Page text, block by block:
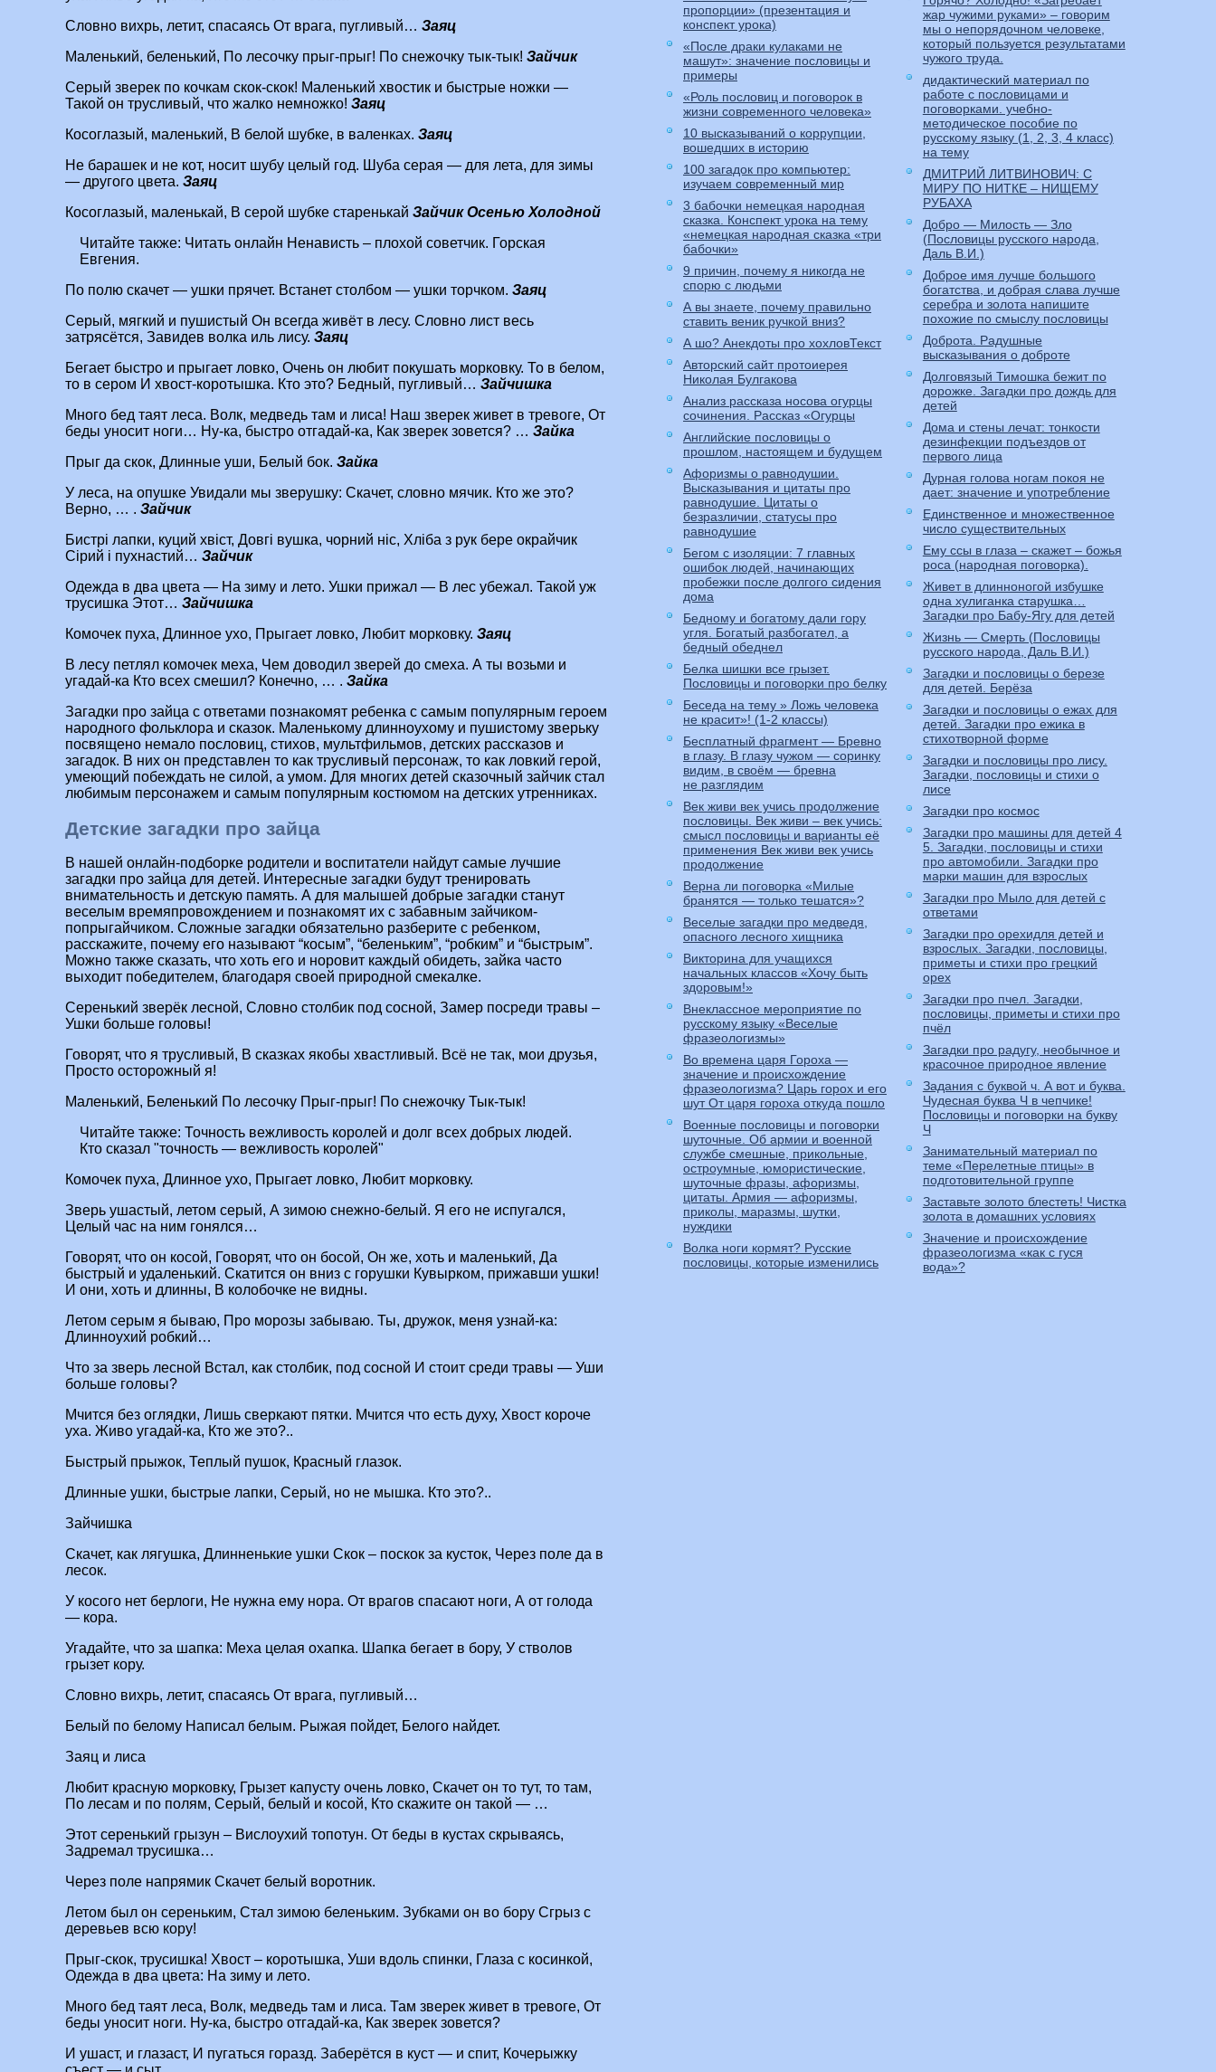
Словно вихрь, летит, спасаясь От врага, пугливый… Заяц
Маленький, беленький, По лесочку прыг-прыг! По снежочку тык-тык! Зайчик
Серый зверек по кочкам скок-скок! Маленький хвостик и быстрые ножки —
Такой он трусливый, что жалко немножко! Заяц
Косоглазый, маленький, В белой шубке, в валенках. Заяц
Не барашек и не кот, носит шубу целый год. Шуба серая — для лета, для зимы
— другого цвета. Заяц
Косоглазый, маленькай, В серой шубке старенькай Зайчик Осенью Холодной
Читайте также: Читать онлайн Ненависть – плохой советчик. Горская
Евгения.
По полю скачет — ушки прячет. Встанет столбом — ушки торчком. Заяц
Серый, мягкий и пушистый Он всегда живёт в лесу. Словно лист весь
затрясётся, Завидев волка иль лису. Заяц
Бегает быстро и прыгает ловко, Очень он любит покушать морковку. То в белом,
то в сером И хвост-коротышка. Кто это? Бедный, пугливый… Зайчишка
Много бед таят леса. Волк, медведь там и лиса! Наш зверек живет в тревоге, От
беды уносит ноги… Ну-ка, быстро отгадай-ка, Как зверек зовется? … Зайка
Прыг да скок, Длинные уши, Белый бок. Зайка
У леса, на опушке Увидали мы зверушку: Скачет, словно мячик. Кто же это?
Верно, … . Зайчик
Бистрі лапки, куций хвіст, Довгі вушка, чорний ніс, Хліба з рук бере окрайчик
Сірий і пухнастий… Зайчик
Одежда в два цвета — На зиму и лето. Ушки прижал — В лес убежал. Такой уж
трусишка Этот… Зайчишка
Комочек пуха, Длинное ухо, Прыгает ловко, Любит морковку. Заяц
В лесу петлял комочек меха, Чем доводил зверей до смеха. А ты возьми и
угадай-ка Кто всех смешил? Конечно, … . Зайка
Загадки про зайца с ответами познакомят ребенка с самым популярным героем
народного фольклора и сказок. Маленькому длинноухому и пушистому зверьку
посвящено немало пословиц, стихов, мультфильмов, детских рассказов и
загадок. В них он представлен то как трусливый персонаж, то как ловкий герой,
умеющий побеждать не силой, а умом. Для многих детей сказочный зайчик стал
любимым персонажем и самым популярным костюмом на детских утренниках.
Детские загадки про зайца
В нашей онлайн-подборке родители и воспитатели найдут самые лучшие
загадки про зайца для детей. Интересные загадки будут тренировать
внимательность и детскую память. А для малышей добрые загадки станут
веселым времяпровождением и познакомят их с забавным зайчиком-
попрыгайчиком. Сложные загадки обязательно разберите с ребенком,
расскажите, почему его называют “косым”, “беленьким”, “робким” и “быстрым”.
Можно также сказать, что хоть его и норовит каждый обидеть, зайка часто
выходит победителем, благодаря своей природной смекалке.
Серенький зверёк лесной, Словно столбик под сосной, Замер посреди травы –
Ушки больше головы!
Говорят, что я трусливый, В сказках якобы хвастливый. Всё не так, мои друзья,
Просто осторожный я!
Маленький, Беленький По лесочку Прыг-прыг! По снежочку Тык-тык!
Читайте также: Точность вежливость королей и долг всех добрых людей.
Кто сказал "точность — вежливость королей"
Комочек пуха, Длинное ухо, Прыгает ловко, Любит морковку.
Зверь ушастый, летом серый, А зимою снежно-белый. Я его не испугался,
Целый час на ним гонялся…
Говорят, что он косой, Говорят, что он босой, Он же, хоть и маленький, Да
быстрый и удаленький. Скатится он вниз с горушки Кувырком, прижавши ушки!
И они, хоть и длинны, В колобочке не видны.
Летом серым я бываю, Про морозы забываю. Ты, дружок, меня узнай-ка:
Длинноухий робкий…
Что за зверь лесной Встал, как столбик, под сосной И стоит среди травы — Уши
больше головы?
Мчится без оглядки, Лишь сверкают пятки. Мчится что есть духу, Хвост короче
уха. Живо угадай-ка, Кто же это?..
Быстрый прыжок, Теплый пушок, Красный глазок.
Длинные ушки, быстрые лапки, Серый, но не мышка. Кто это?..
Зайчишка
Скачет, как лягушка, Длинненькие ушки Скок – поскок за кусток, Через поле да в
лесок.
У косого нет берлоги, Не нужна ему нора. От врагов спасают ноги, А от голода
— кора.
Угадайте, что за шапка: Меха целая охапка. Шапка бегает в бору, У стволов
грызет кору.
Словно вихрь, летит, спасаясь От врага, пугливый…
Белый по белому Написал белым. Рыжая пойдет, Белого найдет.
Заяц и лиса
Любит красную морковку, Грызет капусту очень ловко, Скачет он то тут, то там,
По лесам и по полям, Серый, белый и косой, Кто скажите он такой — …
Этот серенький грызун – Вислоухий топотун. От беды в кустах скрываясь,
Задремал трусишка…
Через поле напрямик Скачет белый воротник.
Летом был он сереньким, Стал зимою беленьким. Зубками он во бору Сгрыз с
деревьев всю кору!
Прыг-скок, трусишка! Хвост – коротышка, Уши вдоль спинки, Глаза с косинкой,
Одежда в два цвета: На зиму и лето.
Много бед таят леса, Волк, медведь там и лиса. Там зверек живет в тревоге, От
беды уносит ноги. Ну-ка, быстро отгадай-ка, Как зверек зовется?
И ушаст, и глазаст, И пугаться горазд. Заберётся в куст — и спит, Кочерыжку
пропорции» (презентация и
конспект урока)
«После драки кулаками не
машут»: значение пословицы и
примеры
«Роль пословиц и поговорок в
жизни современного человека»
10 высказываний о коррупции,
вошедших в историю
100 загадок про компьютер:
изучаем современный мир
3 бабочки немецкая народная
сказка. Конспект урока на тему
«немецкая народная сказка «три
бабочки»
9 причин, почему я никогда не
спорю с людьми
А вы знаете, почему правильно
ставить веник ручкой вниз?
А шо? Анекдоты про хохловТекст
Авторский сайт протоиерея
Николая Булгакова
Анализ рассказа носова огурцы
сочинения. Рассказ «Огурцы
Английские пословицы о
прошлом, настоящем и будущем
Афоризмы о равнодушии.
Высказывания и цитаты про
равнодушие. Цитаты о
безразличии, статусы про
равнодушие
Бегом с изоляции: 7 главных
ошибок людей, начинающих
пробежки после долгого сидения
дома
Бедному и богатому дали гору
угля. Богатый разбогател, а
бедный обеднел
Белка шишки все грызет.
Пословицы и поговорки про белку
Беседа на тему » Ложь человека
не красит»! (1-2 классы)
Бесплатный фрагмент — Бревно
в глазу. В глазу чужом — соринку
видим, в своём — бревна
не разглядим
Век живи век учись продолжение
пословицы. Век живи – век учись:
смысл пословицы и варианты её
применения Век живи век учись
продолжение
Верна ли поговорка «Милые
бранятся — только тешатся»?
Веселые загадки про медведя,
опасного лесного хищника
Викторина для учащихся
начальных классов «Хочу быть
здоровым!»
Внеклассное мероприятие по
русскому языку «Веселые
фразеологизмы»
Во времена царя Гороха —
значение и происхождение
фразеологизма? Царь горох и его
шут От царя гороха откуда пошло
Военные пословицы и поговорки
шуточные. Об армии и военной
службе смешные, прикольные,
остроумные, юмористические,
шуточные фразы, афоризмы,
цитаты. Армия — афоризмы,
приколы, маразмы, шутки,
нуждики
Волка ноги кормят? Русские
пословицы, которые изменились
жар чужими руками» – говорим
мы о непорядочном человеке,
который пользуется результатами
чужого труда.
дидактический материал по
работе с пословицами и
поговорками. учебно-
методическое пособие по
русскому языку (1, 2, 3, 4 класс)
на тему
ДМИТРИЙ ЛИТВИНОВИЧ: С
МИРУ ПО НИТКЕ – НИЩЕМУ
РУБАХА
Добро — Милость — Зло
(Пословицы русского народа,
Даль В.И.)
Доброе имя лучше большого
богатства, и добрая слава лучше
серебра и золота напишите
похожие по смыслу пословицы
Доброта. Радушные
высказывания о доброте
Долговязый Тимошка бежит по
дорожке. Загадки про дождь для
детей
Дома и стены лечат: тонкости
дезинфекции подъездов от
первого лица
Дурная голова ногам покоя не
дает: значение и употребление
Единственное и множественное
число существительных
Ему ссы в глаза – скажет – божья
роса (народная поговорка).
Живет в длинноногой избушке
одна хулиганка старушка…
Загадки про Бабу-Ягу для детей
Жизнь — Смерть (Пословицы
русского народа, Даль В.И.)
Загадки и пословицы о березе
для детей. Берёза
Загадки и пословицы о ежах для
детей. Загадки про ежика в
стихотворной форме
Загадки и пословицы про лису.
Загадки, пословицы и стихи о
лисе
Загадки про космос
Загадки про машины для детей 4
5. Загадки, пословицы и стихи
про автомобили. Загадки про
марки машин для взрослых
Загадки про Мыло для детей с
ответами
Загадки про орехидля детей и
взрослых. Загадки, пословицы,
приметы и стихи про грецкий
орех
Загадки про пчел. Загадки,
пословицы, приметы и стихи про
пчёл
Загадки про радугу, необычное и
красочное природное явление
Задания с буквой ч. А вот и буква.
Чудесная буква Ч в чепчике!
Пословицы и поговорки на букву
Ч
Занимательный материал по
теме «Перелетные птицы» в
подготовительной группе
Заставьте золото блестеть! Чистка
золота в домашних условиях
Значение и происхождение
фразеологизма «как с гуся
вода»?